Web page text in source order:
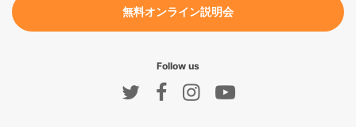
無料オンライン説明会
Follow us